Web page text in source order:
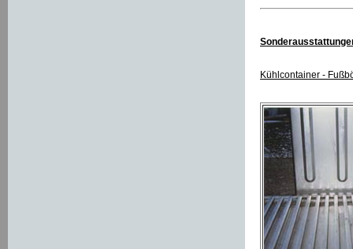
Kühlcontainer -